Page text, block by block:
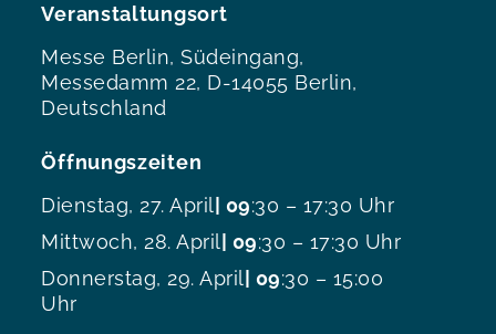
Veranstaltungsort
Messe Berlin, Südeingang,
Messedamm 22, D-14055 Berlin,
Deutschland
Öffnungszeiten
Dienstag, 27. April| 09:30 – 17:30 Uhr
Mittwoch, 28. April| 09:30 – 17:30 Uhr
Donnerstag, 29. April| 09:30 – 15:00
Uhr